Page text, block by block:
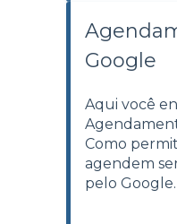
Google
Aqui você
Como
agendem
pelo Google.